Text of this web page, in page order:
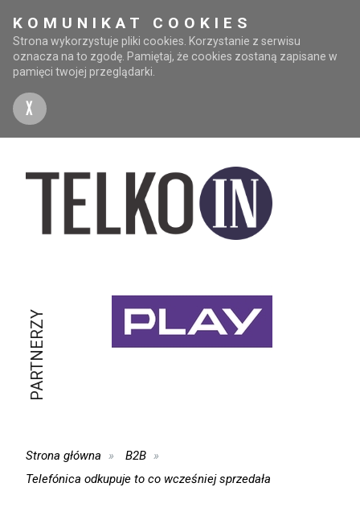
KOMUNIKAT COOKIES
Strona wykorzystuje pliki cookies. Korzystanie z serwisu
oznacza na to zgodę. Pamiętaj, że cookies zostaną zapisane w
pamięci twojej przeglądarki.
X
PARTNERZY
Strona główna
B2B
Telefónica odkupuje to co wcześniej sprzedała